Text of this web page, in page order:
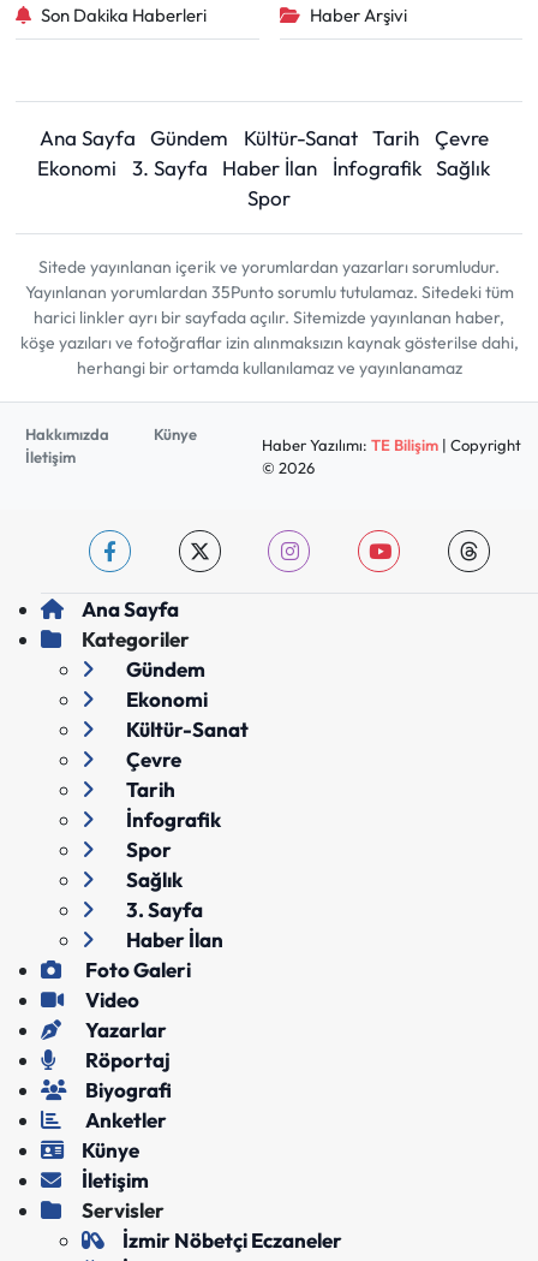
Son Dakika Haberleri Haber Arşivi
Ana Sayfa Gündem Kültür-Sanat Tarih
Çevre
Ekonomi
3. Sayfa Haber İlan İnfografik Sağlık
Spor
Sitede yayınlanan içerik ve yorumlardan yazarları sorumludur.
Yayınlanan yorumlardan 35Punto sorumlu tutulamaz. Sitedeki tüm
harici linkler ayrı bir sayfada açılır. Sitemizde yayınlanan haber,
köşe yazıları ve fotoğraflar izin alınmaksızın kaynak gösterilse dahi,
herhangi bir ortamda kullanılamaz ve yayınlanamaz
Hakkımızda
Künye
İletişim
Haber Yazılımı: TE Bilişim| Copyright
© 2026
Ana Sayfa
Kategoriler
Gündem
Ekonomi
Kültür-Sanat
Çevre
Tarih
İnfografik
Spor
Sağlık
3. Sayfa
Haber İlan
Foto Galeri
Video
Yazarlar
Röportaj
Biyografi
Anketler
Künye
İletişim
Servisler
İzmir Nöbetçi Eczaneler